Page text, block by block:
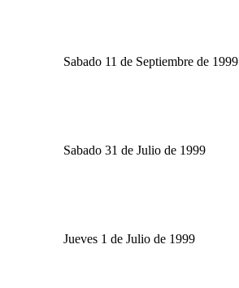
Sabado 11 de Septiembre de 1999
Sabado 31 de Julio de 1999
Jueves 1 de Julio de 1999